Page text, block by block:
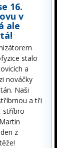
16.
v
ale
stalo
a
nováčky
Naši
a tři
stříbro
z